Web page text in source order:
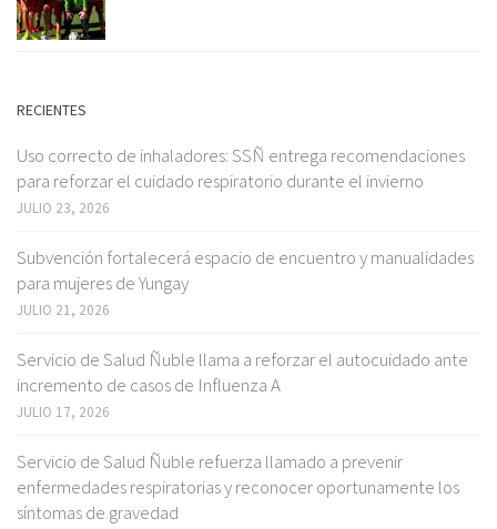
RECIENTES
Uso correcto de inhaladores: SSÑ entrega recomendaciones
para reforzar el cuidado respiratorio durante el invierno
JULIO 23, 2026
Subvención fortalecerá espacio de encuentro y manualidades
para mujeres de Yungay
JULIO 21, 2026
Servicio de Salud Ñuble llama a reforzar el autocuidado ante
incremento de casos de Influenza A
JULIO 17, 2026
Servicio de Salud Ñuble refuerza llamado a prevenir
enfermedades respiratorias y reconocer oportunamente los
síntomas de gravedad